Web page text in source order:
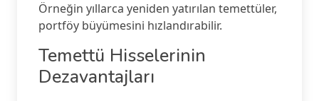
Örneğin yıllarca yeniden yatırılan temettüler,
portföy büyümesini hızlandırabilir.
Temettü Hisselerinin
Dezavantajları